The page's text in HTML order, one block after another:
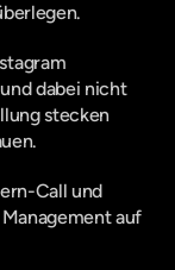
dabei nicht
stecken
Call und
auf